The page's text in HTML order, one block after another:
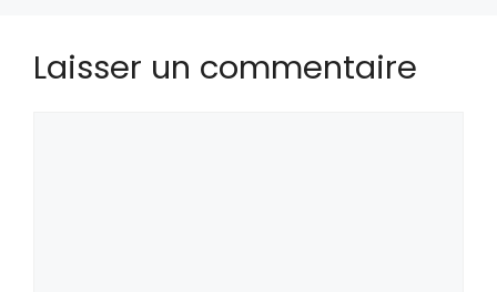
Laisser un commentaire